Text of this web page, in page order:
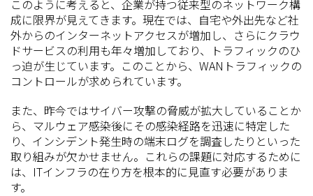
このように考えると、企業が持つ従来型のネットワーク構
成に限界が見えてきます。現在では、自宅や外出先など社
外からのインターネットアクセスが増加し、さらにクラウ
ドサービスの利用も年々増加しており、トラフィックのひ
っ迫が生じています。このことから、WANトラフィックの
コントロールが求められています。
また、昨今ではサイバー攻撃の脅威が拡大していることか
ら、マルウェア感染後にその感染経路を迅速に特定した
り、インシデント発生時の端末ログを調査したりといった
取り組みが欠かせません。これらの課題に対応するために
は、ITインフラの在り方を根本的に見直す必要がありま
す。